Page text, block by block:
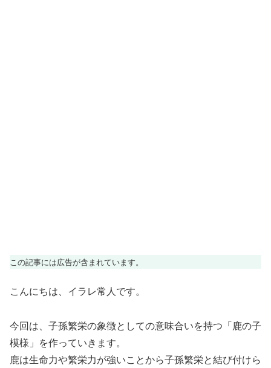
この記事には広告が含まれています。
こんにちは、イラレ常人です。
今回は、子孫繁栄の象徴としての意味合いを持つ「鹿の子
模様」を作っていきます。
鹿は生命力や繁栄力が強いことから子孫繁栄と結び付けら